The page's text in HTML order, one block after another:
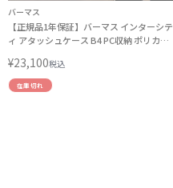
バーマス
【正規品1年保証】バーマス インターシテ
ィ アタッシュケース B4 PC収納 ポリカー
60027 傘ポーチ企画 LINECPN
¥23,100税込
在庫切れ